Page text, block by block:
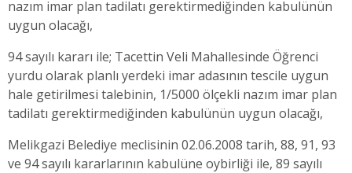
nazım imar plan tadilatı gerektirmediğinden kabulünün
uygun olacağı,
94 sayılı kararı ile; Tacettin Veli Mahallesinde Öğrenci
yurdu olarak planlı yerdeki imar adasının tescile uygun
hale getirilmesi talebinin, 1/5000 ölçekli nazım imar plan
tadilatı gerektirmediğinden kabulünün uygun olacağı,
Melikgazi Belediye meclisinin 02.06.2008 tarih, 88, 91, 93
ve 94 sayılı kararlarının kabulüne oybirliği ile, 89 sayılı